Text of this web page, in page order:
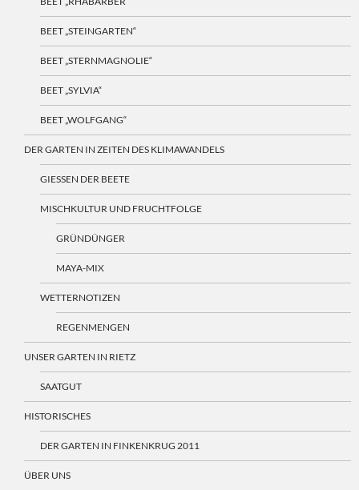
BEET „STEINGARTEN“
BEET „STERNMAGNOLIE“
BEET „SYLVIA“
BEET „WOLFGANG“
DER GARTEN IN ZEITEN DES KLIMAWANDELS
GIESSEN DER BEETE
MISCHKULTUR UND FRUCHTFOLGE
GRÜNDÜNGER
MAYA-MIX
WETTERNOTIZEN
REGENMENGEN
UNSER GARTEN IN RIETZ
SAATGUT
HISTORISCHES
DER GARTEN IN FINKENKRUG 2011
ÜBER UNS